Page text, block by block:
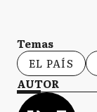
Temas
EL PAÍS
AUTOR